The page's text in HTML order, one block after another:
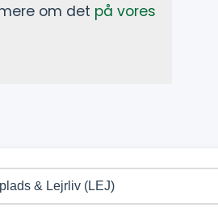
om det på vores